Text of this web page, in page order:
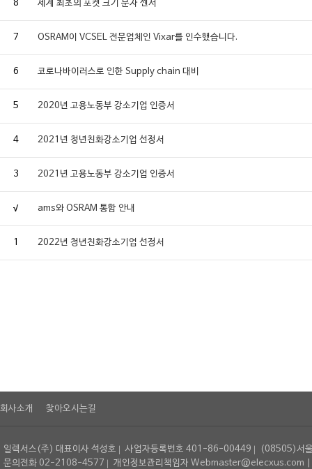
8 세계 최초의 포켓 크기 분자 센서
7 OSRAM이 VCSEL 전문업체인 Vixar를 인수했습니다.
6 코로나바이러스로 인한 Supply chain 대비
5 2020년 고용노동부 강소기업 인증서
4 2021년 청년친화강소기업 선정서
3 2021년 고용노동부 강소기업 인증서
√ ams와 OSRAM 통합 안내
1 2022년 청년친화강소기업 선정서
회사소개 찾아오시는길
일렉서스(주) 대표이사 석성호 사업자등록번호 401-86-00449
(08505)서
문의전화 02-2108-4577
개인정보관리책임자